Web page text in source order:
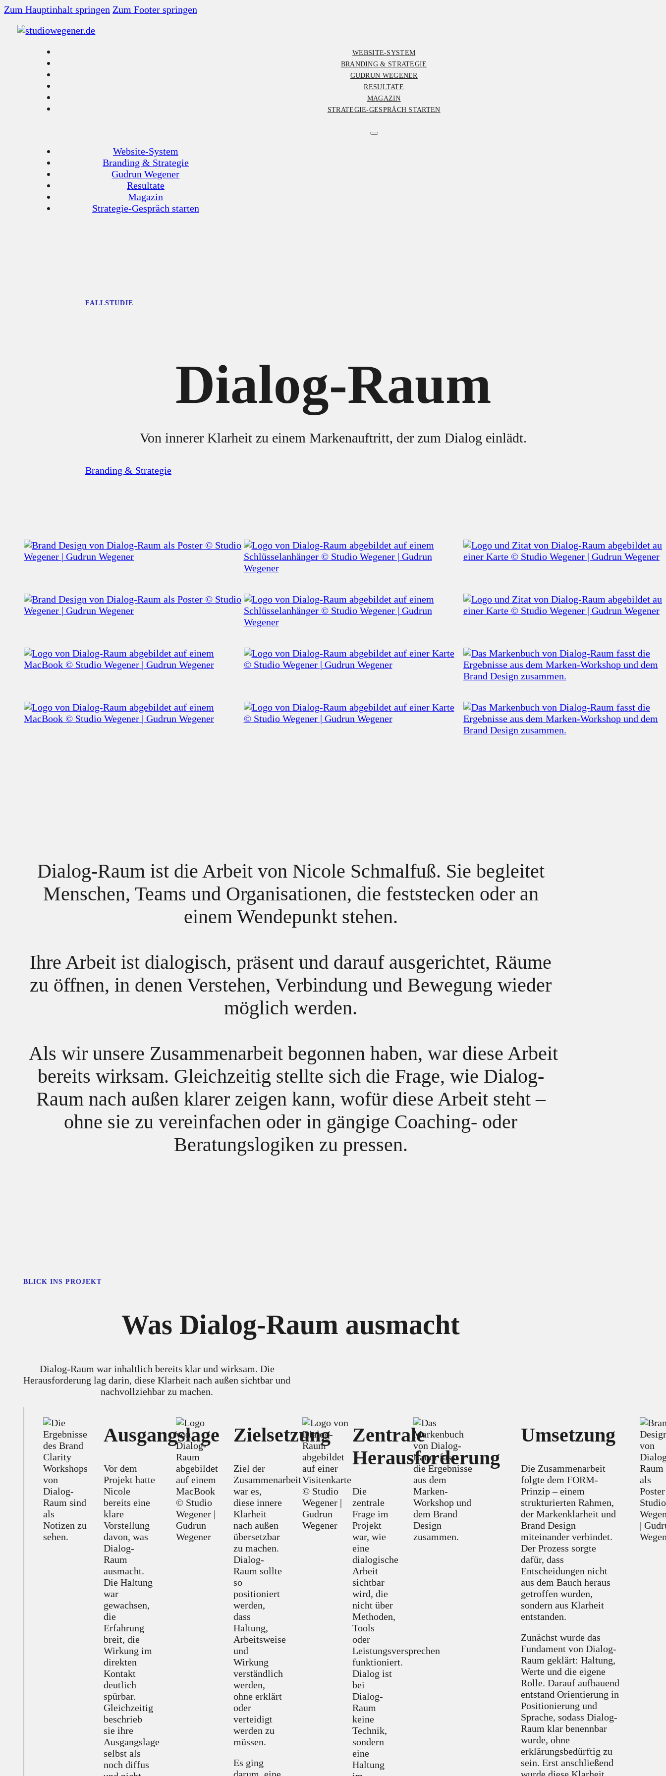
Zum Hauptinhalt springen Zum Footer springen
WEBSITE-SYSTEM
BRANDING & STRATEGIE
GUDRUN WEGENER
RESULTATE
MAGAZIN
STRATEGIE-GESPRÄCH STARTEN
Website-System
Branding & Strategie
Gudrun Wegener
Resultate
Magazin
Strategie-Gespräch starten
FALLSTUDIE
Dialog-Raum
Von innerer Klarheit zu einem Markenauftritt, der zum Dialog einlädt.
Branding & Strategie
Dialog-Raum ist die Arbeit von Nicole Schmalfuß. Sie begleitet
Menschen, Teams und Organisationen, die feststecken oder an
einem Wendepunkt stehen.
Ihre Arbeit ist dialogisch, präsent und darauf ausgerichtet, Räume
zu öffnen, in denen Verstehen, Verbindung und Bewegung wieder
möglich werden.
Als wir unsere Zusammenarbeit begonnen haben, war diese Arbeit
bereits wirksam. Gleichzeitig stellte sich die Frage, wie Dialog-
Raum nach außen klarer zeigen kann, wofür diese Arbeit steht –
ohne sie zu vereinfachen oder in gängige Coaching- oder
Beratungslogiken zu pressen.
BLICK INS PROJEKT
Was Dialog-Raum ausmacht
Dialog-Raum war inhaltlich bereits klar und wirksam. Die
Herausforderung lag darin, diese Klarheit nach außen sichtbar und
nachvollziehbar zu machen.
Ausgangslage
Vor dem
Projekt hatte
Nicole
bereits eine
klare
Vorstellung
davon, was
Dialog-
Raum
ausmacht.
Die Haltung
war
gewachsen,
die
Erfahrung
breit, die
Wirkung im
direkten
Kontakt
deutlich
spürbar.
Gleichzeitig
beschrieb
sie ihre
Ausgangslage
selbst als
noch diffus
Zielsetzung
Ziel der
Zusammenarbeit
war es,
diese innere
Klarheit
nach außen
übersetzbar
zu machen.
Dialog-
Raum sollte
so
positioniert
werden,
dass
Haltung,
Arbeitsweise
und
Wirkung
verständlich
werden,
ohne erklärt
oder
verteidigt
werden zu
müssen.
Es ging
Zentrale
Herausforderung
Die
zentrale
Frage im
Projekt
war, wie
eine
dialogische
Arbeit
sichtbar
wird, die
nicht über
Methoden,
Tools
oder
Leistungsversprechen
funktioniert.
Dialog ist
bei
Dialog-
Raum
keine
Technik,
sondern
eine
Haltung
Umsetzung
Die Zusammenarbeit
folgte dem FORM-
Prinzip – einem
strukturierten Rahmen,
der Markenklarheit und
Brand Design
miteinander verbindet.
Der Prozess sorgte
dafür, dass
Entscheidungen nicht
aus dem Bauch heraus
getroffen wurden,
sondern aus Klarheit
entstanden.
Zunächst wurde das
Fundament von Dialog-
Raum geklärt: Haltung,
Werte und die eigene
Rolle. Darauf aufbauend
entstand Orientierung in
Positionierung und
Sprache, sodass Dialog-
Raum klar benennbar
wurde, ohne
erklärungsbedürftig zu
sein. Erst anschließend